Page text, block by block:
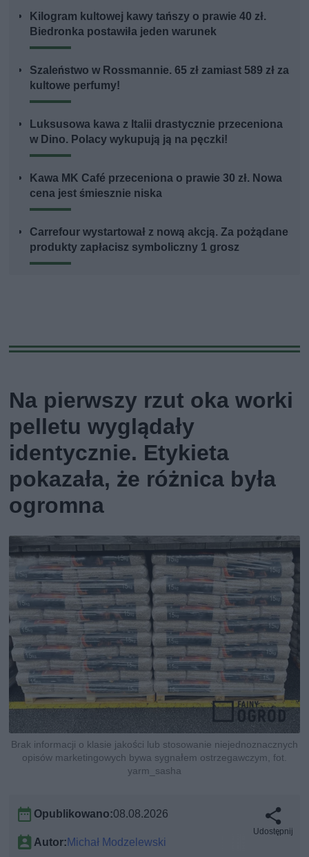
Kilogram kultowej kawy tańszy o prawie 40 zł.
Biedronka postawiła jeden warunek
Szaleństwo w Rossmannie. 65 zł zamiast 589 zł za
kultowe perfumy!
Luksusowa kawa z Italii drastycznie przeceniona
w Dino. Polacy wykupują ją na pęczki!
Kawa MK Café przeceniona o prawie 30 zł. Nowa
cena jest śmiesznie niska
Carrefour wystartował z nową akcją. Za pożądane
produkty zapłacisz symboliczny 1 grosz
Na pierwszy rzut oka worki
pelletu wyglądały
identycznie. Etykieta
pokazała, że różnica była
ogromna
Brak informacji o klasie jakości lub stosowanie niejednoznacznych
opisów marketingowych bywa sygnałem ostrzegawczym, fot.
yarm_sasha
Opublikowano:08.08.2026
Autor:Michał Modzelewski
Udostępnij